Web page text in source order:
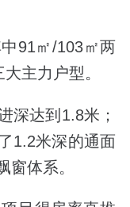
91㎡/103㎡两
主力户型。
深达到1.8米；
1.2米深的通面
窗体系。